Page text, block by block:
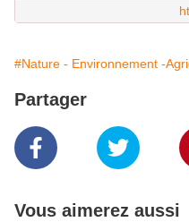
#Nature - Environnement -
Partager
Vous aimerez aussi